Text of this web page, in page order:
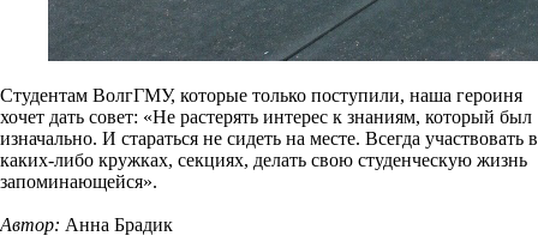
Студентам ВолгГМУ, которые только поступили, наша героиня
хочет дать совет: «Не растерять интерес к знаниям, который был
изначально. И стараться не сидеть на месте. Всегда участвовать в
каких-либо кружках, секциях, делать свою студенческую жизнь
запоминающейся».
Автор: Анна Брадик